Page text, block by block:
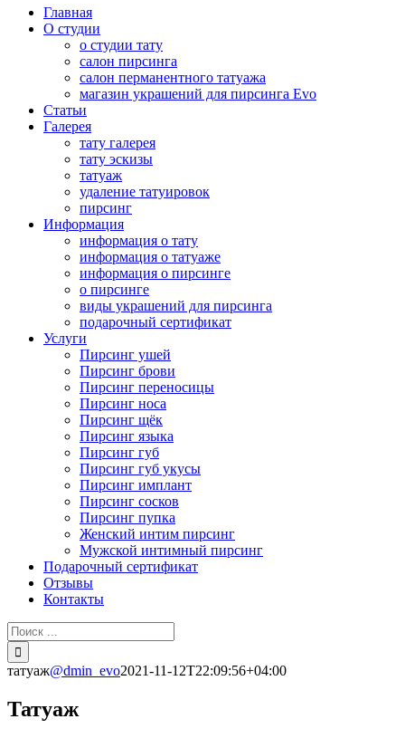
Главная
О студии
о студии тату
салон пирсинга
салон перманентного татуажа
магазин украшений для пирсинга Evo
Статьи
Галерея
тату галерея
тату эскизы
татуаж
удаление татуировок
пирсинг
Информация
информация о тату
информация о татуаже
информация о пирсинге
о пирсинге
виды украшений для пирсинга
подарочный сертификат
Услуги
Пирсинг ушей
Пирсинг брови
Пирсинг переносицы
Пирсинг носа
Пирсинг щёк
Пирсинг языка
Пирсинг губ
Пирсинг губ укусы
Пирсинг имплант
Пирсинг сосков
Пирсинг пупка
Женский интим пирсинг
Мужской интимный пирсинг
Подарочный сертификат
Отзывы
Контакты
Результат
поиска:
татуаж@dmin_evo2021-11-12T22:09:56+04:00
Татуаж